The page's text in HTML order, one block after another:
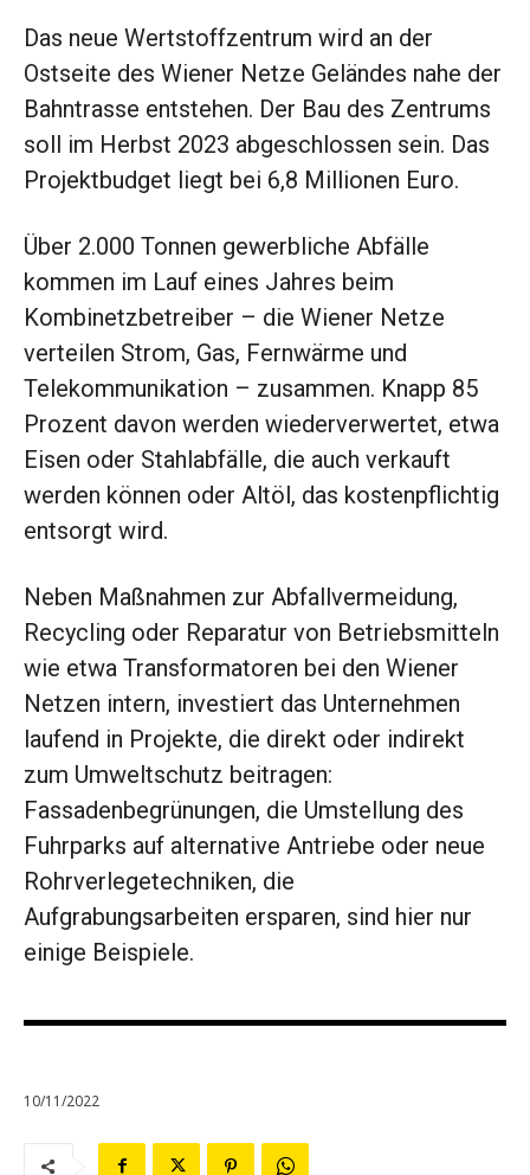
Das neue Wertstoffzentrum wird an der
Ostseite des Wiener Netze Geländes nahe der
Bahntrasse entstehen. Der Bau des Zentrums
soll im Herbst 2023 abgeschlossen sein. Das
Projektbudget liegt bei 6,8 Millionen Euro.
Über 2.000 Tonnen gewerbliche Abfälle
kommen im Lauf eines Jahres beim
Kombinetzbetreiber – die Wiener Netze
verteilen Strom, Gas, Fernwärme und
Telekommunikation – zusammen. Knapp 85
Prozent davon werden wiederverwertet, etwa
Eisen oder Stahlabfälle, die auch verkauft
werden können oder Altöl, das kostenpflichtig
entsorgt wird.
Neben Maßnahmen zur Abfallvermeidung,
Recycling oder Reparatur von Betriebsmitteln
wie etwa Transformatoren bei den Wiener
Netzen intern, investiert das Unternehmen
laufend in Projekte, die direkt oder indirekt
zum Umweltschutz beitragen:
Fassadenbegrünungen, die Umstellung des
Fuhrparks auf alternative Antriebe oder neue
Rohrverlegetechniken, die
Aufgrabungsarbeiten ersparen, sind hier nur
einige Beispiele.
10/11/2022